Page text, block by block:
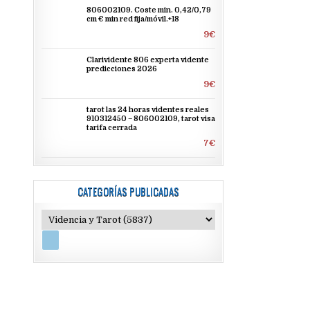
806002109. Coste min. 0,42/0,79
cm € min red fija/móvil.+18
9€
Clarividente 806 experta vidente
predicciones 2026
9€
tarot las 24 horas videntes reales
910312450 – 806002109, tarot visa
tarifa cerrada
7€
CATEGORÍAS PUBLICADAS